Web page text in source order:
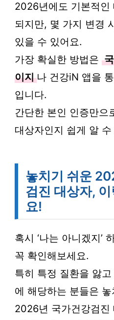
2026년에도 기본적인
되지만, 몇 가지 변경
있을 수 있어요.
가장 확실한 방법은
이지 나 건강iN 앱을
입니다.
간단한 본인 인증만으
대상자인지 쉽게 알
놓치기 쉬운
검진 대상자,
요!
혹시 ‘나는 아니겠지’
꼭 확인해보세요.
특히 특정 질환을 앓
에 해당하는 분들은
2026년 국가건강검진